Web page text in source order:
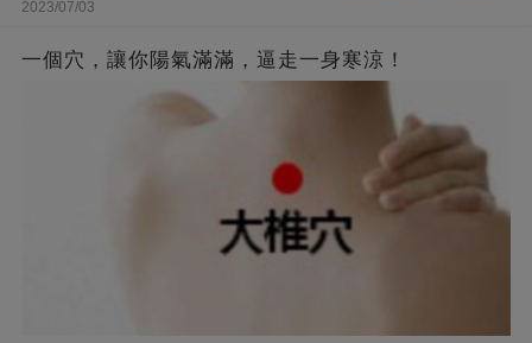
2023/07/03
一個穴，讓你陽氣滿滿，逼走一身寒涼！